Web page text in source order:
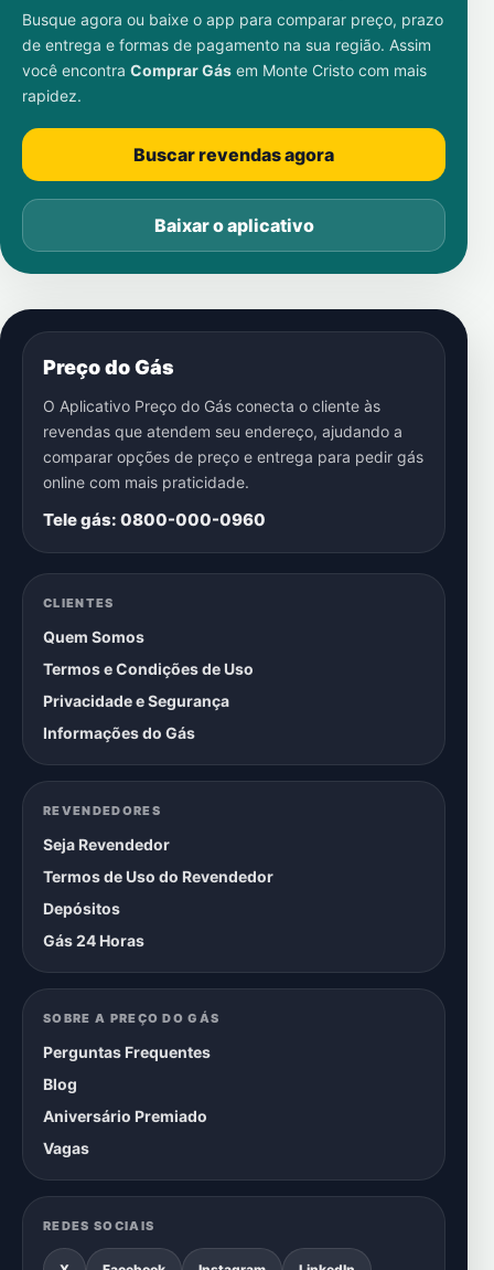
Busque agora ou baixe o app para comparar preço, prazo
de entrega e formas de pagamento na sua região. Assim
você encontra Comprar Gás em Monte Cristo com mais
rapidez.
Buscar revendas agora
Baixar o aplicativo
Preço do Gás
O Aplicativo Preço do Gás conecta o cliente às
revendas que atendem seu endereço, ajudando a
comparar opções de preço e entrega para pedir gás
online com mais praticidade.
Tele gás: 0800-000-0960
CLIENTES
Quem Somos
Termos e Condições de Uso
Privacidade e Segurança
Informações do Gás
REVENDEDORES
Seja Revendedor
Termos de Uso do Revendedor
Depósitos
Gás 24 Horas
SOBRE A PREÇO DO GÁS
Perguntas Frequentes
Blog
Aniversário Premiado
Vagas
REDES SOCIAIS